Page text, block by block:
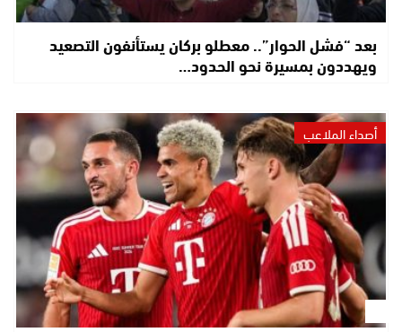
بعد “فشل الحوار”.. معطلو بركان يستأنفون التصعيد
ويهددون بمسيرة نحو الحدود…
أصداء الملاعب